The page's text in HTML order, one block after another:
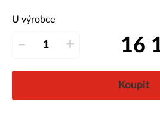
U výrobce
– + 16
Koupit